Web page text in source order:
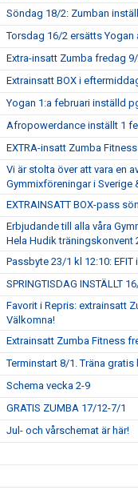
Söndag 18/2: Zumban
Torsdag 16/2 ersätts Yogan
Extra-insatt Zumba fredag
Extrainsatt BOX i
Yogan 1:a februari inställd
Afropowerdance inställt 1
EXTRA-insatt Zumba
Vi är stolta över att vara en
Gymmixföreningar i Sverige
EXTRAINSATT BOX-pass
Erbjudande till alla våra
Hela Hudik träningskonvent
Passbyte 23/1 kl 12:10: EFIT
SPRINGTISDAG INSTÄLLT
Favorit i Repris: extrainsatt
Välkomna!
Extrainsatt Zumba Fitness
Terminstart 8/1. Träna gratis
Schema vecka 2-9
GRATIS ZUMBA 17/12-7/1
Jul- och vårschemat är här!